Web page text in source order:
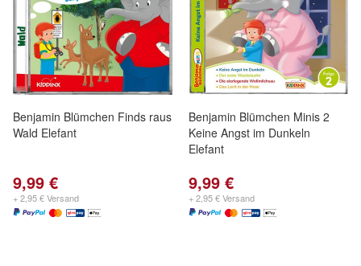
Benjamin Blümchen Finds raus
Wald Elefant
9,99 €
+ 2,95 € Versand
Benjamin Blümchen Minis 2
Keine Angst im Dunkeln
Elefant
9,99 €
+ 2,95 € Versand